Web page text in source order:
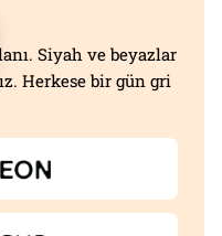
Siyah ve beyazlar
Herkese bir gün gri